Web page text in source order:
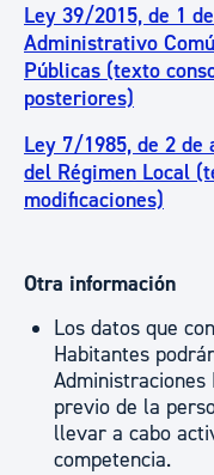
Ley 39/2015, de 1
Administrativo
Públicas (texto
posteriores)
Ley 7/1985, de 2 de
del Régimen Local
modificaciones)
Otra información
Los datos que
Habitantes
previo de la
llevar a cabo
competencia.